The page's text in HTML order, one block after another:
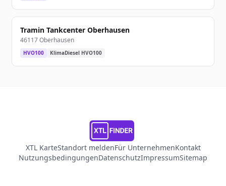
Tramin Tankcenter Oberhausen
46117 Oberhausen
HVO100 KlimaDiesel HVO100
XTL KarteStandort meldenFür UnternehmenKontakt
NutzungsbedingungenDatenschutzImpressumSitemap